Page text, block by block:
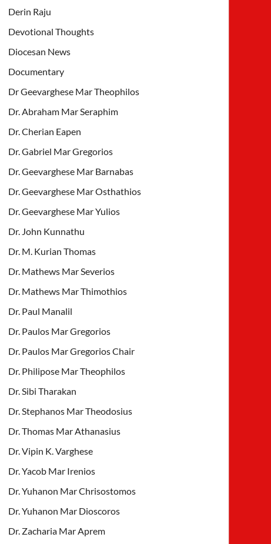
Derin Raju
Devotional Thoughts
Diocesan News
Documentary
Dr Geevarghese Mar Theophilos
Dr. Abraham Mar Seraphim
Dr. Cherian Eapen
Dr. Gabriel Mar Gregorios
Dr. Geevarghese Mar Barnabas
Dr. Geevarghese Mar Osthathios
Dr. Geevarghese Mar Yulios
Dr. John Kunnathu
Dr. M. Kurian Thomas
Dr. Mathews Mar Severios
Dr. Mathews Mar Thimothios
Dr. Paul Manalil
Dr. Paulos Mar Gregorios
Dr. Paulos Mar Gregorios Chair
Dr. Philipose Mar Theophilos
Dr. Sibi Tharakan
Dr. Stephanos Mar Theodosius
Dr. Thomas Mar Athanasius
Dr. Vipin K. Varghese
Dr. Yacob Mar Irenios
Dr. Yuhanon Mar Chrisostomos
Dr. Yuhanon Mar Dioscoros
Dr. Zacharia Mar Aprem